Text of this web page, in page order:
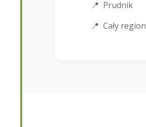
Prudnik
Cały region